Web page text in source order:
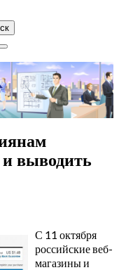
выводить
С 11 октября
российские веб-
магазины и